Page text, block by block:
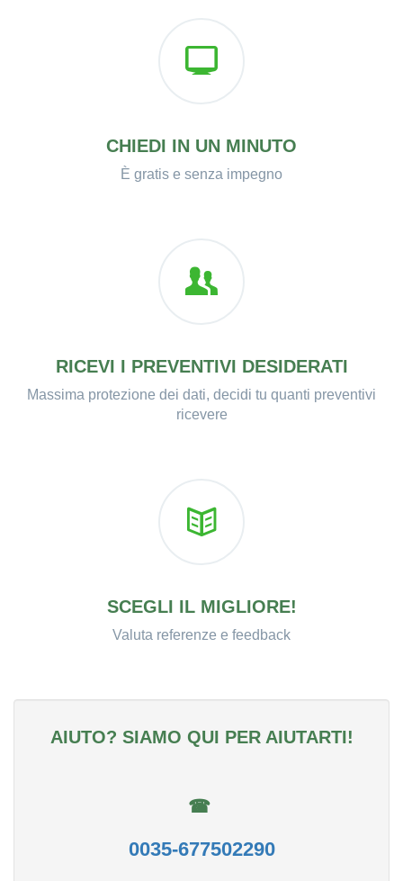
CHIEDI IN UN MINUTO
È gratis e senza impegno
RICEVI I PREVENTIVI DESIDERATI
Massima protezione dei dati, decidi tu quanti preventivi
ricevere
SCEGLI IL MIGLIORE!
Valuta referenze e feedback
AIUTO? SIAMO QUI PER AIUTARTI!
☎
0035-677502290